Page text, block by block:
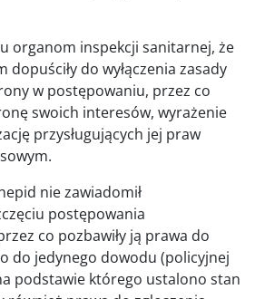
organom inspekcji sanitarnej, że
dopuściły do wyłączenia zasady
w postępowaniu, przez co
swoich interesów, wyrażenie
przysługujących jej praw
nie zawiadomił
postępowania
co pozbawiły ją prawa do
do jedynego dowodu (policyjnej
podstawie którego ustalono stan